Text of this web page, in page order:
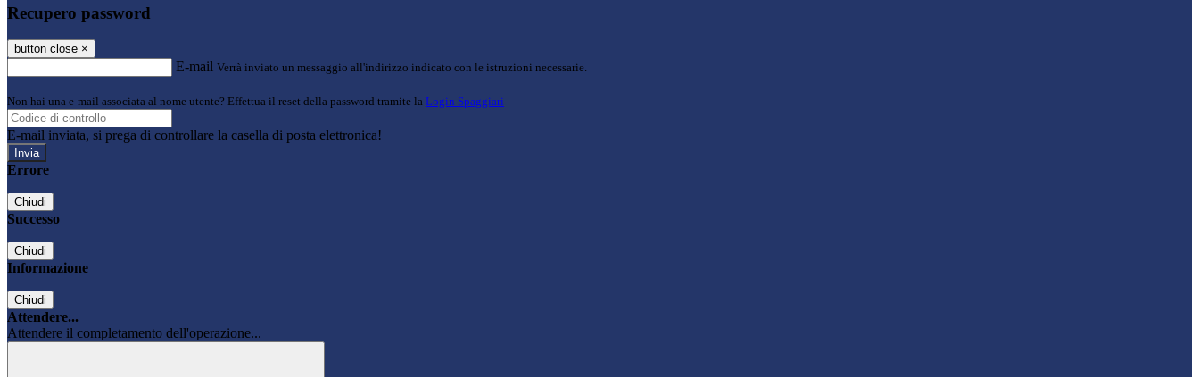
Recupero password
button close ×
E-mail Verrà inviato un messaggio all'indirizzo indicato con le istruzioni necessarie.
Non hai una e-mail associata al nome utente? Effettua il reset della password tramite la Login Spaggiari
E-mail inviata, si prega di controllare la casella di posta elettronica!
Errore
Chiudi
Successo
Chiudi
Informazione
Chiudi
Attendere...
Attendere il completamento dell'operazione...